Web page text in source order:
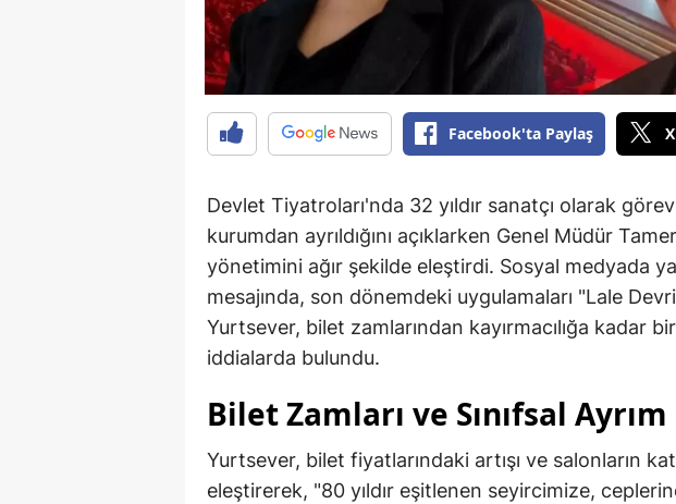
Facebook'ta Paylaş
Devlet Tiyatroları'nda 32 yıldır sanatçı olarak
kurumdan ayrıldığını açıklarken Genel Müdür
yönetimini ağır şekilde eleştirdi. Sosyal medyada
mesajında, son dönemdeki uygulamaları "Lale
Yurtsever, bilet zamlarından kayırmacılığa kadar
iddialarda bulundu.
Bilet Zamları ve Sınıfsal
Yurtsever, bilet fiyatlarındaki artışı ve salonların
eleştirerek, "80 yıldır eşitlenen seyircimize,